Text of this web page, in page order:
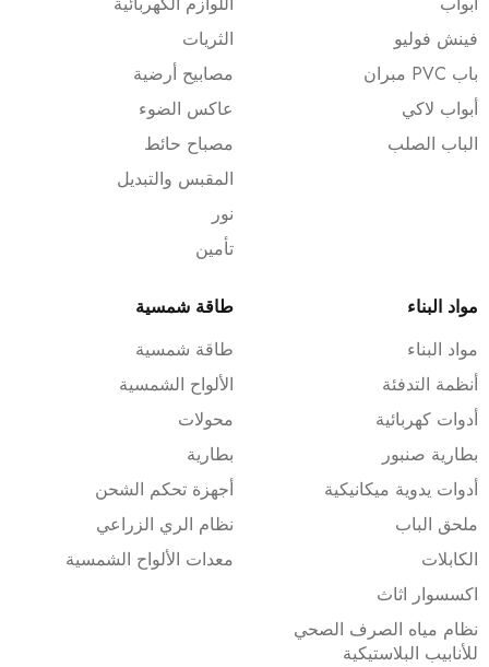
فينش فوليو
باب PVC مبران
أبواب لاكي
الباب الصلب
الثريات
مصابيح أرضية
عاكس الضوء
مصباح حائط
المقبس والتبديل
نور
تأمين
مواد البناء
مواد البناء
أنظمة التدفئة
أدوات كهربائية
بطارية صنبور
أدوات يدوية ميكانيكية
ملحق الباب
الكابلات
اكسسوار اثاث
نظام مياه الصرف الصحي
للأنابيب البلاستيكية
طاقة شمسية
طاقة شمسية
الألواح الشمسية
محولات
بطارية
أجهزة تحكم الشحن
نظام الري الزراعي
معدات الألواح الشمسية